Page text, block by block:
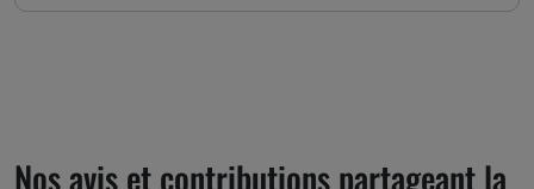
Nos avis et contributions partageant la